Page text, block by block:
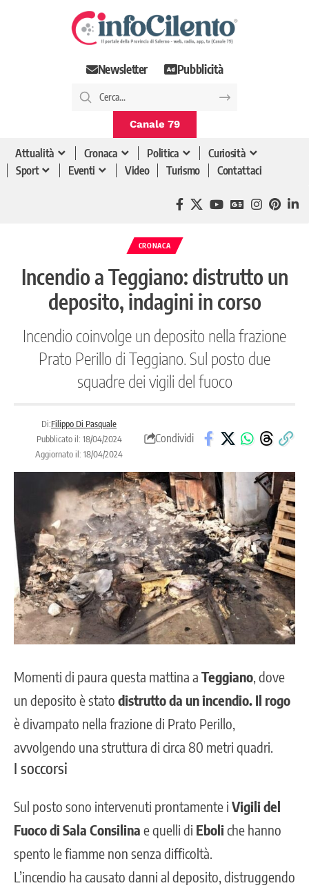
Newsletter Pubblicità
Canale 79
Attualità Cronaca Politica
Curiosità
Sport
Eventi Video Turismo Contattaci
CRONACA
Incendio a Teggiano: distrutto un
deposito, indagini in corso
Incendio coinvolge un deposito nella frazione
Prato Perillo di Teggiano. Sul posto due
squadre dei vigili del fuoco
Di:Filippo Di Pasquale
Pubblicato il: 18/04/2024
Aggiornato il: 18/04/2024
Condividi
Momenti di paura questa mattina a Teggiano , dove
un deposito è stato distrutto da un incendio. Il rogo
è divampato nella frazione di Prato Perillo,
avvolgendo una struttura di circa 80 metri quadri.
I soccorsi
Sul posto sono intervenuti prontamente i Vigili del
Fuoco di Sala Consilina e quelli di Eboliche hanno
spento le fiamme non senza difficoltà.
L’incendio ha causato danni al deposito, distruggendo